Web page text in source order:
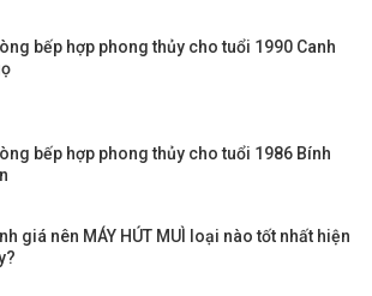
bếp hợp phong thủy cho tuổi 1990 Canh
bếp hợp phong thủy cho tuổi 1986 Bính
giá nên MÁY HÚT MUÌ loại nào tốt nhất hiện